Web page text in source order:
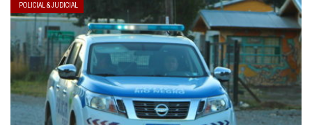
POLICIAL & JUDICIAL